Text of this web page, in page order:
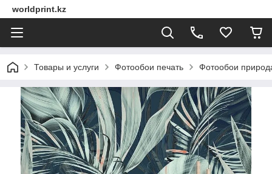
worldprint.kz
Товары и услуги Фотообои печать Фотообои